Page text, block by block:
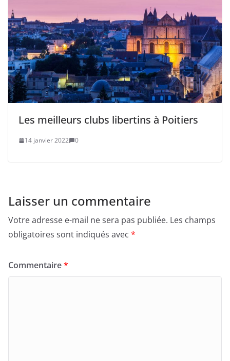
Les meilleurs clubs libertins à Poitiers
14 janvier 2022 0
Laisser un commentaire
Votre adresse e-mail ne sera pas publiée. Les champs
obligatoires sont indiqués avec *
Commentaire*